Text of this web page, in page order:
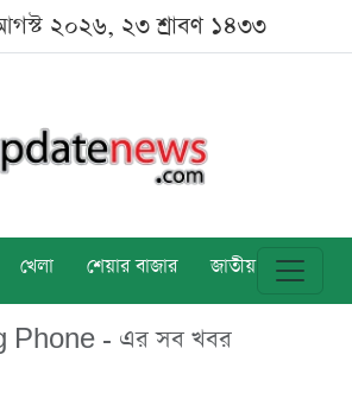
২০২৬, ২৩ শ্রাবণ ১৪৩৩
খেলা শেয়ার বাজার জাতীয় বিশ্ব
Phone - এর সব খবর